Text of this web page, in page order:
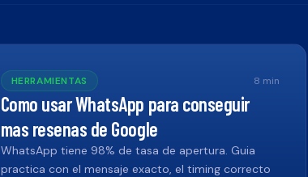
HERRAMIENTAS 8 min
Como usar WhatsApp para conseguir
mas resenas de Google
WhatsApp tiene 98% de tasa de apertura. Guia
practica con el mensaje exacto, el timing correcto